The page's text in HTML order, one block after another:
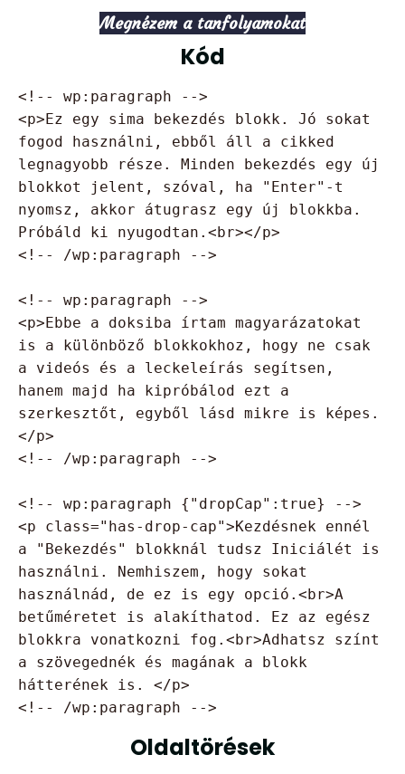
Megnézem a tanfolyamokat
Kód
<!-- wp:paragraph -->
<p>Ez egy sima bekezdés blokk. Jó sokat
fogod használni, ebből áll a cikked
legnagyobb része. Minden bekezdés egy új
blokkot jelent, szóval, ha "Enter"-t
nyomsz, akkor átugrasz egy új blokkba.
Próbáld ki nyugodtan.<br></p>
<!-- /wp:paragraph -->
<!-- wp:paragraph -->
<p>Ebbe a doksiba írtam magyarázatokat
is a különböző blokkokhoz, hogy ne csak
a videós és a leckeleírás segítsen,
hanem majd ha kipróbálod ezt a
szerkesztőt, egyből lásd mikre is képes.
</p>
<!-- /wp:paragraph -->
<!-- wp:paragraph {"dropCap":true} -->
<p class="has-drop-cap">Kezdésnek ennél
a "Bekezdés" blokknál tudsz Iniciálét is
használni. Nemhiszem, hogy sokat
használnád, de ez is egy opció.<br>A
betűméretet is alakíthatod. Ez az egész
blokkra vonatkozni fog.<br>Adhatsz színt
a szövegednék és magának a blokk
hátterének is. </p>
<!-- /wp:paragraph -->
Oldaltörések